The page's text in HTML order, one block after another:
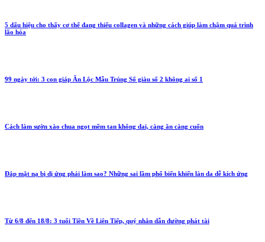
5 dấu hiệu cho thấy cơ thể đang thiếu collagen và những cách giúp làm chậm quá trình
lão hóa
99 ngày tới: 3 con giáp Ăn Lộc Mẫu Trúng Số giàu số 2 không ai số 1
Cách làm sườn xào chua ngọt mềm tan không dai, càng ăn càng cuốn
Đắp mặt nạ bị dị ứng phải làm sao? Những sai lầm phổ biến khiến làn da dễ kích ứng
Từ 6/8 đến 18/8: 3 tuổi Tiền Về Liên Tiếp, quý nhân dẫn đường phát tài